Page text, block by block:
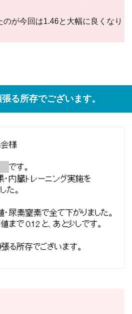
のが今回は1.46と大幅に良くなり
る所存でございます。